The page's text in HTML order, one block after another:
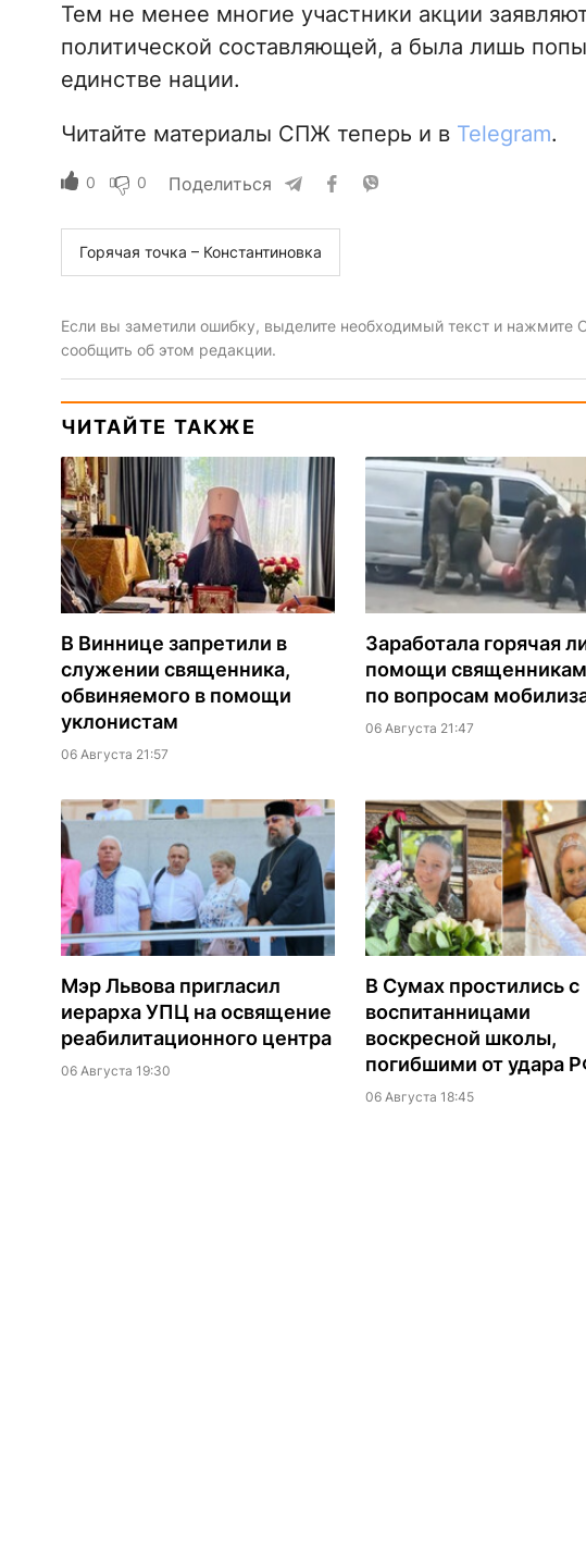
Тем не менее многие участники акции
политической составляющей, а была лишь
единстве нации.
Читайте материалы СПЖ теперь и в Telegram.
0 0 Поделиться
Горячая точка – Константиновка
Если вы заметили ошибку, выделите необходимый текст и нажмите
сообщить об этом редакции.
ЧИТАЙТЕ ТАКЖЕ
В Виннице запретили в
служении священника,
обвиняемого в помощи
уклонистам
06 Августа 21:57
Заработала горячая
помощи
по вопросам
06 Августа 21:47
Мэр Львова пригласил
иерарха УПЦ на освящение
реабилитационного центра
06 Августа 19:30
В Сумах простились с
воспитанницами
воскресной школы,
погибшими от удара
06 Августа 18:45